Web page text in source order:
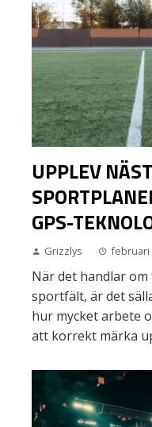
UPPLEV
GPS-
Grizzlys februari
När det handlar
sportfält, är det
hur mycket arbete
att korrekt märka